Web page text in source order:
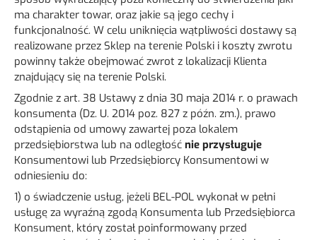
ma charakter towar, oraz jakie są jego cechy i
funkcjonalność. W celu uniknięcia wątpliwości dostawy są
realizowane przez Sklep na terenie Polski i koszty zwrotu
powinny także obejmować zwrot z lokalizacji Klienta
znajdujący się na terenie Polski.
Zgodnie z art. 38 Ustawy z dnia 30 maja 2014 r. o prawach
konsumenta (Dz. U. 2014 poz. 827 z późn. zm.), prawo
odstąpienia od umowy zawartej poza lokalem
przedsiębiorstwa lub na odległość nie przysługuje
Konsumentowi lub Przedsiębiorcy Konsumentowi w
odniesieniu do:
1) o świadczenie usług, jeżeli BEL-POL wykonał w pełni
usługę za wyraźną zgodą Konsumenta lub Przedsiębiorca
Konsument, który został poinformowany przed